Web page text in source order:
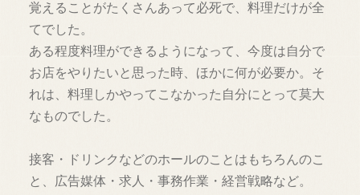
覚えることがたくさんあって必死で、料理だけが全
てでした。
ある程度料理ができるようになって、今度は自分で
お店をやりたいと思った時、ほかに何が必要か。そ
れは、料理しかやってこなかった自分にとって莫大
なものでした。
接客・ドリンクなどのホールのことはもちろんのこ
と、広告媒体・求人・事務作業・経営戦略など。